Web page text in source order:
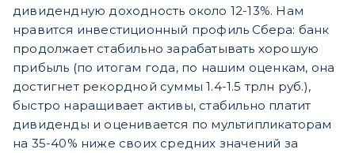
дивидендную доходность около 12-13%. Нам
нравится инвестиционный профиль Сбера: банк
продолжает стабильно зарабатывать хорошую
прибыль (по итогам года, по нашим оценкам, она
достигнет рекордной суммы 1.4-1.5 трлн руб.),
быстро наращивает активы, стабильно платит
дивиденды и оценивается по мультипликаторам
на 35-40% ниже своих средних значений за